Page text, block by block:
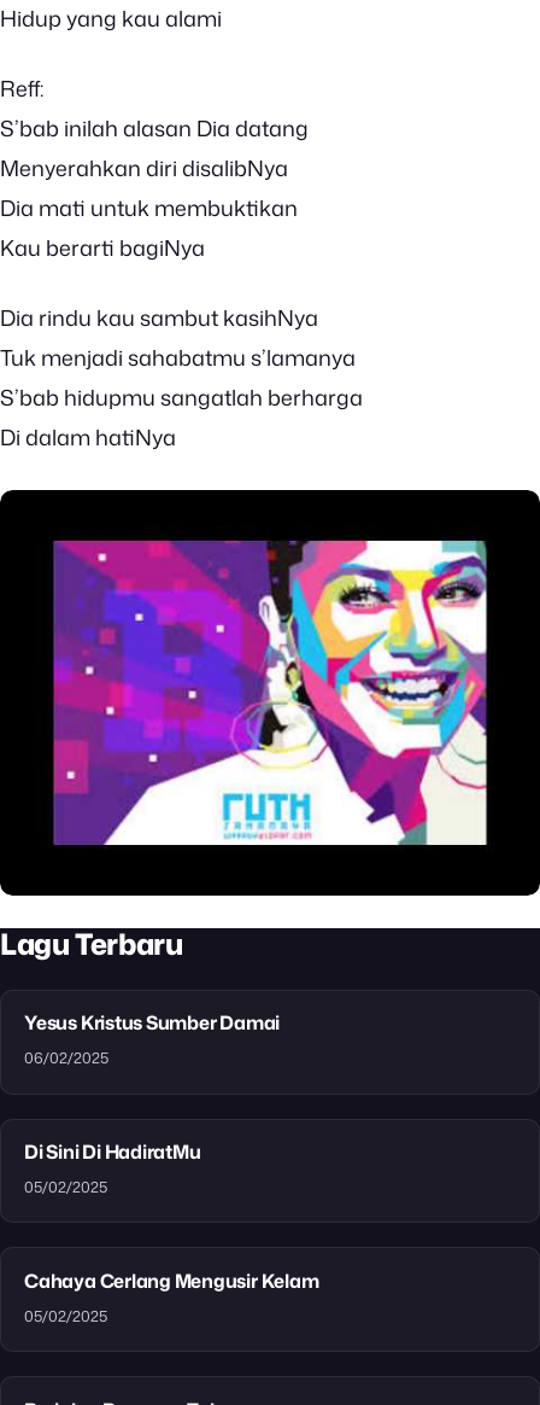
Hidup yang kau alami
Reff:
S’bab inilah alasan Dia datang
Menyerahkan diri disalibNya
Dia mati untuk membuktikan
Kau berarti bagiNya
Dia rindu kau sambut kasihNya
Tuk menjadi sahabatmu s’lamanya
S’bab hidupmu sangatlah berharga
Di dalam hatiNya
Lagu Terbaru
Yesus Kristus Sumber Damai
06/02/2025
Di Sini Di HadiratMu
05/02/2025
Cahaya Cerlang Mengusir Kelam
05/02/2025